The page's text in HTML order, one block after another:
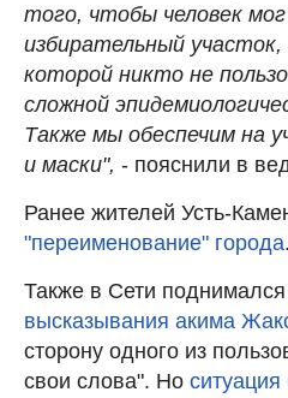
того, чтобы человек
избирательный участок,
которой никто не
сложной
Также мы обеспечим на
и маски", - пояснили в
Ранее жителей Усть-
"переименование" города.
Также в Сети
высказывания акима
сторону одного из
свои слова". Но